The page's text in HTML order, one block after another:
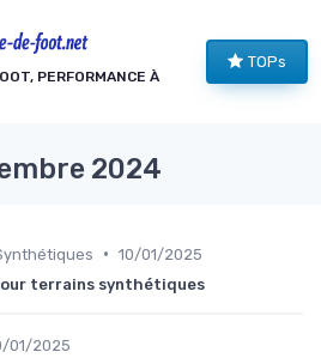
PERFORMANCE À
TOPs
2024
• 10/01/2025
terrains synthétiques
01/2025